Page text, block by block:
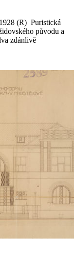
(R) Puristická
původu a
zdánlivě